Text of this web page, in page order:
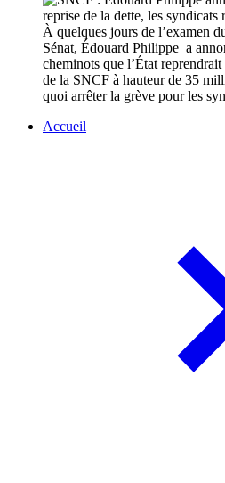
À quelques jours de l’examen
Sénat, Édouard Philippe a
cheminots que l’État
de la SNCF à hauteur de 35
quoi arrêter la grève pour les
Accueil